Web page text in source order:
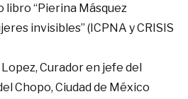
libro “Pierina Másquez
invisibles” (ICPNA y CRISIS
Curador en jefe del
Chopo, Ciudad de México